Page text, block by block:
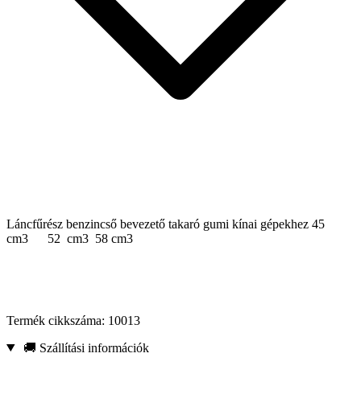
Láncfűrész benzincső bevezető takaró gumi kínai gépekhez 45
cm3 52 cm3 58 cm3
Termék cikkszáma: 10013
🚚 Szállítási információk